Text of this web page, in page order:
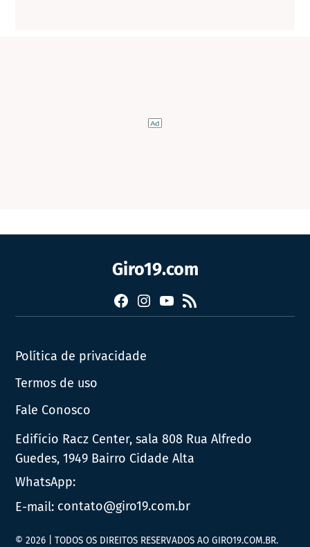
Giro19.com
FacebookInstagram
YouTube
RSS
Política de privacidade
Termos de uso
Fale Conosco
Edifício Racz Center, sala 808 Rua Alfredo
Guedes, 1949 Bairro Cidade Alta
WhatsApp:
E-mail: contato@giro19.com.br
© 2026 | TODOS OS DIREITOS RESERVADOS AO GIRO19.COM.BR.